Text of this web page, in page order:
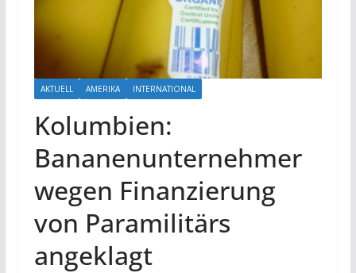
AKTUELL AMERIKA INTERNATIONAL
Kolumbien:
Bananenunternehmer
wegen Finanzierung
von Paramilitärs
angeklagt